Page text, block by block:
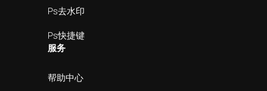
Ps去水印
Ps快捷键
服务
帮助中心